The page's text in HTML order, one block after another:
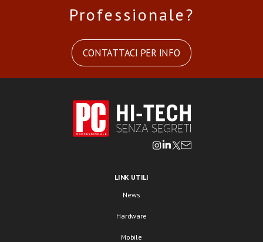
Professionale?
CONTATTACI PER INFO
LINK UTILI
News
Hardware
Mobile